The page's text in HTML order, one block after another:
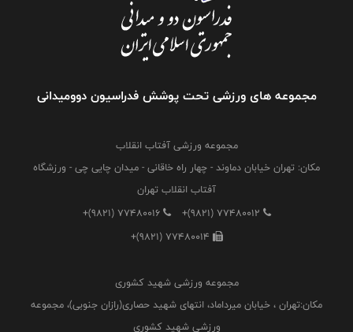
مجموعه های ورزشی تحت پوشش فدراسیون دوومیدانی
مجموعه ورزشی آفتاب انقلاب
مکان: تهران خیابان دماوند - چهار راه خاقانی - میدان چایی چی - ورزشگاه
آفتاب انقلاب تهران
+(9821) 77480012
+(9821) 77480016
+(9821) 77480014
مجموعه ورزشی شهید کشوری
مکان:تهران ، خیابان میرداماد، انتهای شهید حصاری(رازان جنوبی)، مجموعه
ورزشی شهید کشوری